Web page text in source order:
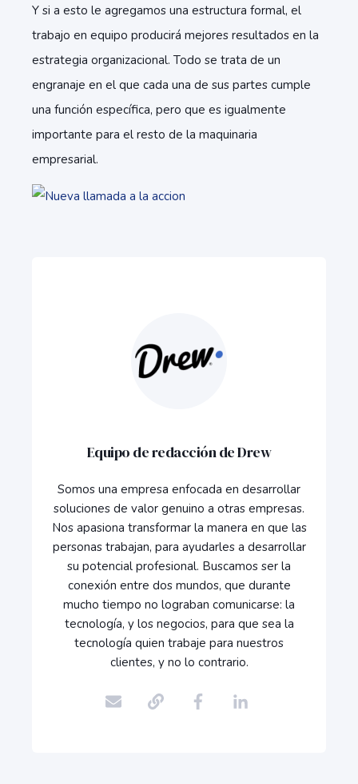
Y si a esto le agregamos una estructura formal, el
trabajo en equipo producirá mejores resultados en la
estrategia organizacional. Todo se trata de un
engranaje en el que cada una de sus partes cumple
una función específica, pero que es igualmente
importante para el resto de la maquinaria
empresarial.
Equipo de redacción de Drew
Somos una empresa enfocada en desarrollar
soluciones de valor genuino a otras empresas.
Nos apasiona transformar la manera en que las
personas trabajan, para ayudarles a desarrollar
su potencial profesional. Buscamos ser la
conexión entre dos mundos, que durante
mucho tiempo no lograban comunicarse: la
tecnología, y los negocios, para que sea la
tecnología quien trabaje para nuestros
clientes, y no lo contrario.